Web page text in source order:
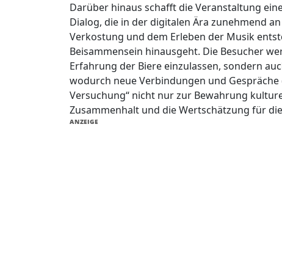
Darüber hinaus schafft die Veranstaltung
Dialog, die in der digitalen Ära zunehmend
Verkostung und dem Erleben der Musik
Beisammensein hinausgeht. Die Besucher
Erfahrung der Biere einzulassen, sondern
wodurch neue Verbindungen und
Versuchung“ nicht nur zur Bewahrung
Zusammenhalt und die Wertschätzung für
ANZEIGE